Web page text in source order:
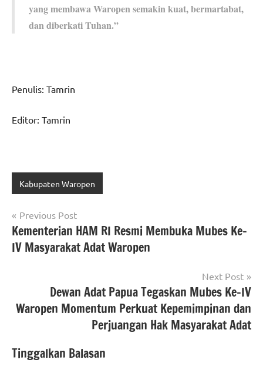
yang membawa Waropen semakin kuat, bermartabat,
dan diberkati Tuhan.”
Penulis: Tamrin
Editor: Tamrin
Kabupaten Waropen
Navigasi
pos
Previous Post
Kementerian HAM RI Resmi Membuka Mubes Ke-
IV Masyarakat Adat Waropen
Next Post
Dewan Adat Papua Tegaskan Mubes Ke-IV
Waropen Momentum Perkuat Kepemimpinan dan
Perjuangan Hak Masyarakat Adat
Tinggalkan Balasan